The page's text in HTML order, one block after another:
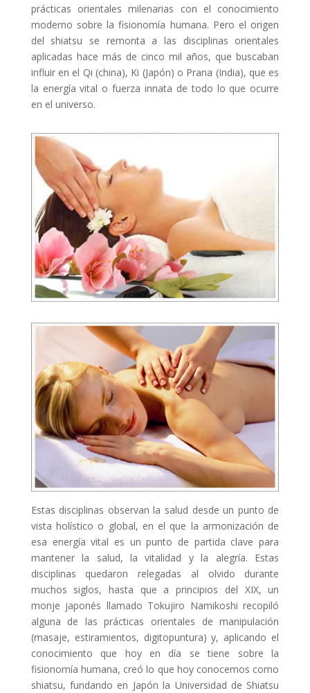
prácticas orientales milenarias con el conocimiento
moderno sobre la fisionomía humana. Pero el origen
del shiatsu se remonta a las disciplinas orientales
aplicadas hace más de cinco mil años, que buscaban
influir en el Qi (china), Ki (Japón) o Prana (India), que es
la energía vital o fuerza innata de todo lo que ocurre
en el universo.
Estas disciplinas observan la salud desde un punto de
vista holístico o global, en el que la armonización de
esa energía vital es un punto de partida clave para
mantener la salud, la vitalidad y la alegría. Estas
disciplinas quedaron relegadas al olvido durante
muchos siglos, hasta que a principios del XIX, un
monje japonés llamado Tokujiro Namikoshi recopiló
alguna de las prácticas orientales de manipulación
(masaje, estiramientos, digitopuntura) y, aplicando el
conocimiento que hoy en día se tiene sobre la
fisionomía humana, creó lo que hoy conocemos como
shiatsu, fundando en Japón la Universidad de Shiatsu